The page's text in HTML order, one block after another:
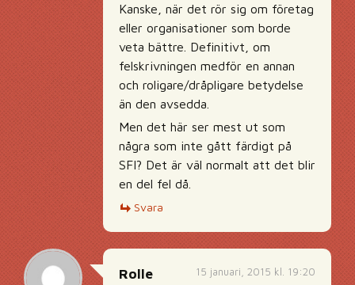
Kanske, när det rör sig om företag
eller organisationer som borde
veta bättre. Definitivt, om
felskrivningen medför en annan
och roligare/dråpligare betydelse
än den avsedda.
Men det här ser mest ut som
några som inte gått färdigt på
SFI? Det är väl normalt att det blir
en del fel då.
Svara
15 januari, 2015 kl. 19:20
Rolle